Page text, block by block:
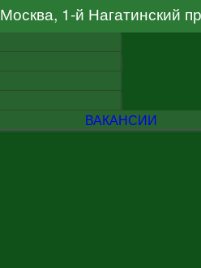
Москва, 1-й Нагатинский
ВАКАНСИИ